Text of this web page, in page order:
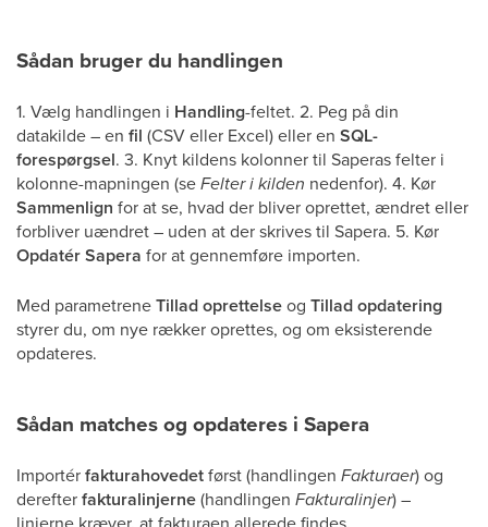
Sådan bruger du handlingen
1. Vælg handlingen i Handling-feltet. 2. Peg på din
datakilde – en fil (CSV eller Excel) eller en SQL-
forespørgsel. 3. Knyt kildens kolonner til Saperas felter i
kolonne-mapningen (seFelter i kilden nedenfor). 4. Kør
Sammenlign for at se, hvad der bliver oprettet, ændret eller
forbliver uændret – uden at der skrives til Sapera. 5. Kør
Opdatér Sapera for at gennemføre importen.
Med parametreneTillad oprettelseog Tillad opdatering
styrer du, om nye rækker oprettes, og om eksisterende
opdateres.
Sådan matches og opdateres i Sapera
Importérfakturahovedetførst (handlingen Fakturaer) og
derefterfakturalinjerne(handlingen Fakturalinjer) –